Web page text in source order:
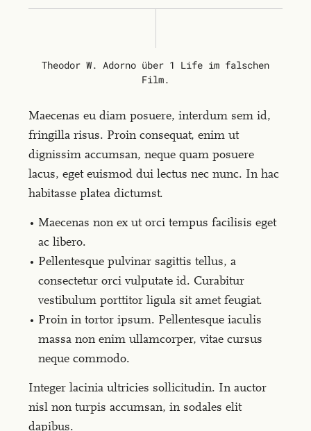
Theodor W. Adorno über 1 Life im falschen
Film.
Maecenas eu diam posuere, interdum sem id,
fringilla risus. Proin consequat, enim ut
dignissim accumsan, neque quam posuere
lacus, eget euismod dui lectus nec nunc. In hac
habitasse platea dictumst.
Maecenas non ex ut orci tempus facilisis eget
ac libero.
Pellentesque pulvinar sagittis tellus, a
consectetur orci vulputate id. Curabitur
vestibulum porttitor ligula sit amet feugiat.
Proin in tortor ipsum. Pellentesque iaculis
massa non enim ullamcorper, vitae cursus
neque commodo.
Integer lacinia ultricies sollicitudin. In auctor
nisl non turpis accumsan, in sodales elit
dapibus.